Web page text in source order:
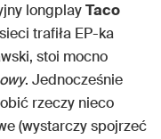
longplayTaco
trafiła EP-ka
stoi mocno
. Jednocześnie
rzeczy nieco
(wystarczy spojrzeć